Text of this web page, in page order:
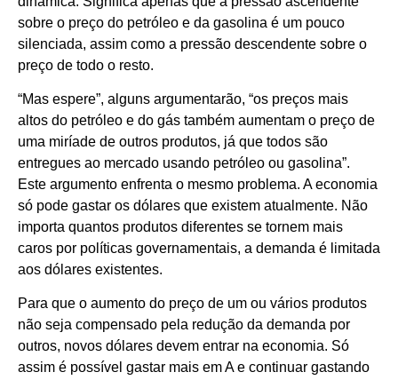
sobre o preço do petróleo e da gasolina é um pouco
silenciada, assim como a pressão descendente sobre o
preço de todo o resto.
“Mas espere”, alguns argumentarão, “os preços mais
altos do petróleo e do gás também aumentam o preço de
uma miríade de outros produtos, já que todos são
entregues ao mercado usando petróleo ou gasolina”.
Este argumento enfrenta o mesmo problema. A economia
só pode gastar os dólares que existem atualmente. Não
importa quantos produtos diferentes se tornem mais
caros por políticas governamentais, a demanda é limitada
aos dólares existentes.
Para que o aumento do preço de um ou vários produtos
não seja compensado pela redução da demanda por
outros, novos dólares devem entrar na economia. Só
assim é possível gastar mais em A e continuar gastando